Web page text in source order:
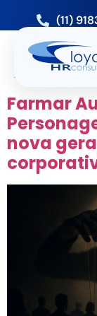
(11)
TAG:
Farmar
nova